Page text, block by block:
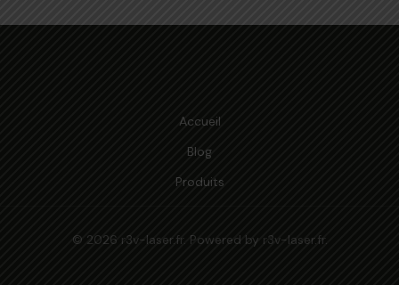
Accueil
Blog
Produits
© 2026 r3v-laser.fr. Powered by r3v-laser.fr.